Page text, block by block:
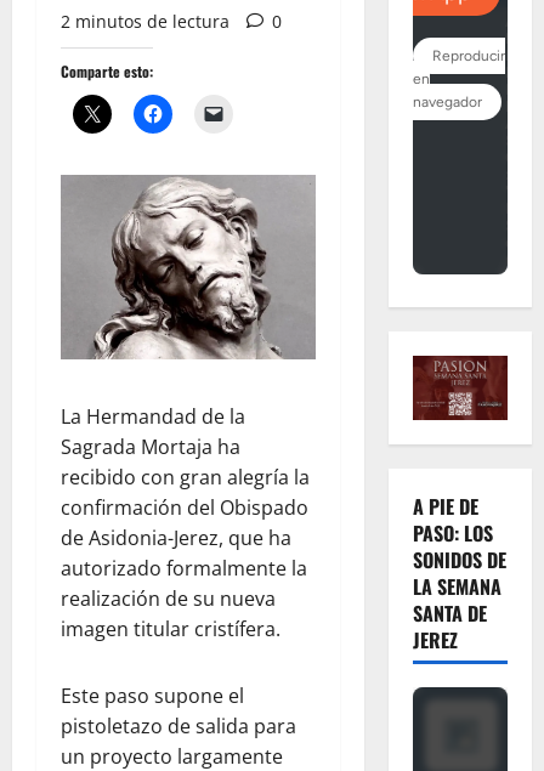
2 minutos de lectura
0
Comparte esto:
La Hermandad de la
Sagrada Mortaja ha
recibido con gran alegría la
confirmación del Obispado
de Asidonia-Jerez, que ha
autorizado formalmente la
realización de su nueva
imagen titular cristífera.
Este paso supone el
pistoletazo de salida para
un proyecto largamente
A PIE DE
PASO: LOS
SONIDOS DE
LA SEMANA
SANTA DE
JEREZ